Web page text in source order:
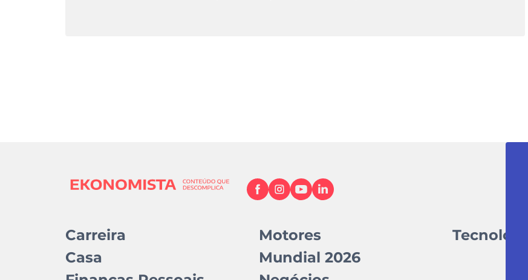
Carreira
Casa
Motores
Mundial 2026
Tecnologia